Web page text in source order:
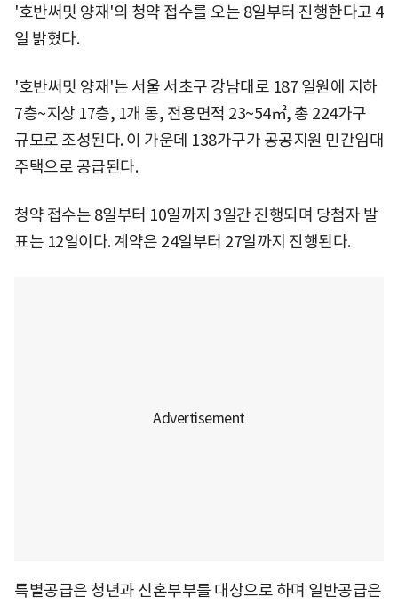
'호반써밋 양재'의 청약 접수를 오는 8일부터 진행한다고 4
일 밝혔다.
'호반써밋 양재'는 서울 서초구 강남대로 187 일원에 지하
7층~지상 17층, 1개 동, 전용면적 23~54㎡, 총 224가구
규모로 조성된다. 이 가운데 138가구가 공공지원 민간임대
주택으로 공급된다.
청약 접수는 8일부터 10일까지 3일간 진행되며 당첨자 발
표는 12일이다. 계약은 24일부터 27일까지 진행된다.
특별공급은 청년과 신혼부부를 대상으로 하며 일반공급은